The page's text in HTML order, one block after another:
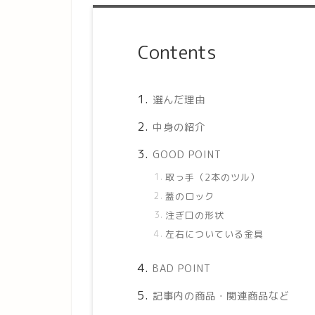
Contents
選んだ理由
中身の紹介
GOOD POINT
取っ手（2本のツル）
蓋のロック
注ぎ口の形状
左右についている金具
BAD POINT
記事内の商品・関連商品など